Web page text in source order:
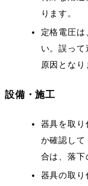
ります。
定格電圧は
い。誤っ
原因となり
設備・施工
器具を取り
か確認して
合は、落下
器具の取り